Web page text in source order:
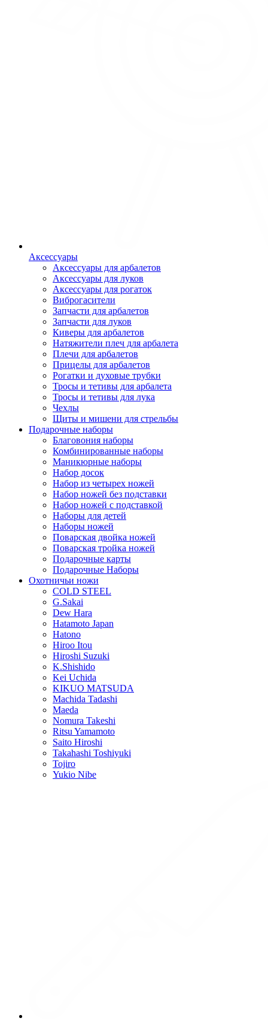
Аксессуары
Аксессуары для арбалетов
Аксессуары для луков
Аксессуары для рогаток
Виброгасители
Запчасти для арбалетов
Запчасти для луков
Киверы для арбалетов
Натяжители плеч для арбалета
Плечи для арбалетов
Прицелы для арбалетов
Рогатки и духовые трубки
Тросы и тетивы для арбалета
Тросы и тетивы для лука
Чехлы
Щиты и мишени для стрельбы
Подарочные наборы
Благовония наборы
Комбинированные наборы
Маникюрные наборы
Набор досок
Набор из четырех ножей
Набор ножей без подставки
Набор ножей с подставкой
Наборы для детей
Наборы ножей
Поварская двойка ножей
Поварская тройка ножей
Подарочные карты
Подарочные Наборы
Охотничьи ножи
COLD STEEL
G.Sakai
Dew Hara
Hatamoto Japan
Hatono
Hiroo Itou
Hiroshi Suzuki
K.Shishido
Kei Uchida
KIKUO MATSUDA
Machida Tadashi
Maeda
Nomura Takeshi
Ritsu Yamamoto
Saito Hiroshi
Takahashi Toshiyuki
Tojiro
Yukio Nibe